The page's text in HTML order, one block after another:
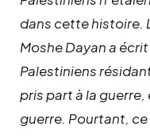
dans cette histoire.
Moshe Dayan a
Palestiniens
pris part à la guerre,
guerre. Pourtant,